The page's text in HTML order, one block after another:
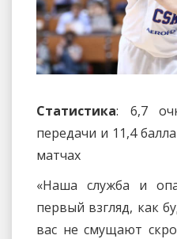
Статистика: 6,7
передачи и 11,4
матчах
«Наша служба и
первый взгляд, как
вас не смущают